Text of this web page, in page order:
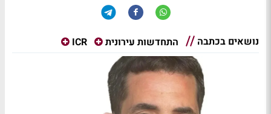
נושאים בכתבה התחדשות עירונית ICR